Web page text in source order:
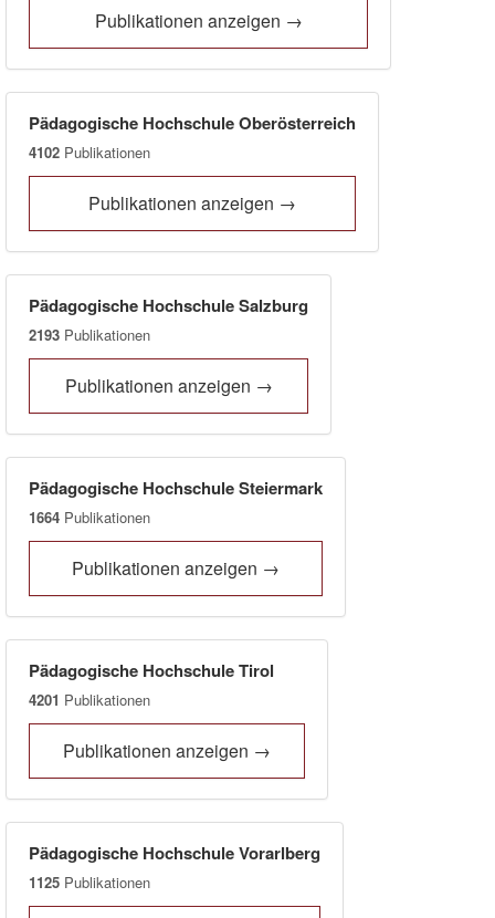
Publikationen anzeigen →
Pädagogische Hochschule Oberösterreich
4102 Publikationen
Publikationen anzeigen →
Pädagogische Hochschule Salzburg
2193 Publikationen
Publikationen anzeigen →
Pädagogische Hochschule Steiermark
1664 Publikationen
Publikationen anzeigen →
Pädagogische Hochschule Tirol
4201 Publikationen
Publikationen anzeigen →
Pädagogische Hochschule Vorarlberg
1125 Publikationen